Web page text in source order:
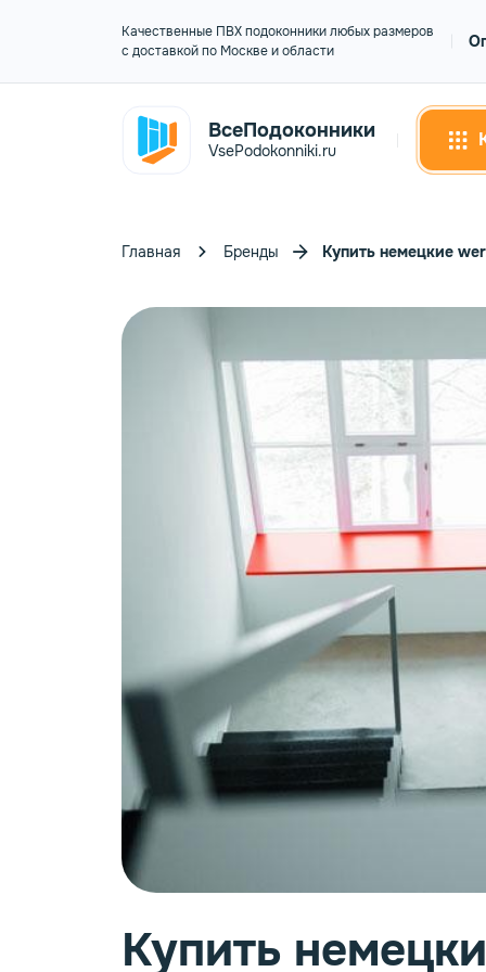
Качественные ПВХ подоконники любых размеров
с доставкой по Москве и области
ВсеПодоконники
VsePodokonniki.ru
Главная Бренды Купить немецкие
Купить